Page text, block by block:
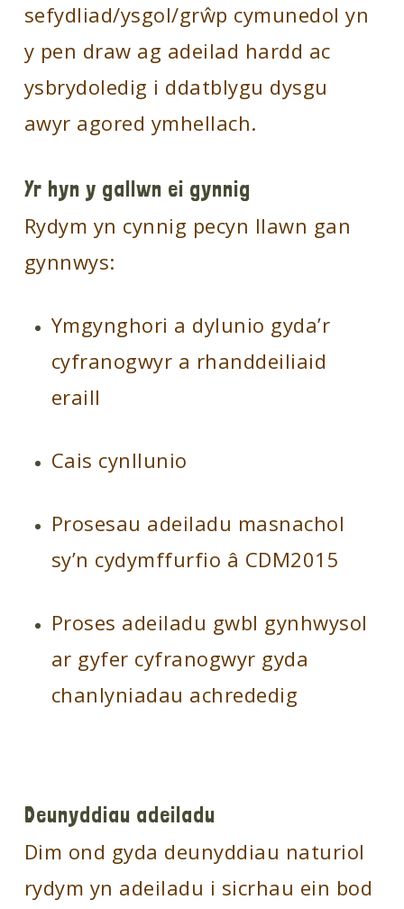
sefydliad/ysgol/grŵp cymunedol yn
y pen draw ag adeilad hardd ac
ysbrydoledig i ddatblygu dysgu
awyr agored ymhellach.
Yr hyn y gallwn ei gynnig
Rydym yn cynnig pecyn llawn gan
gynnwys:
Ymgynghori a dylunio gyda’r
cyfranogwyr a rhanddeiliaid
eraill
Cais cynllunio
Prosesau adeiladu masnachol
sy’n cydymffurfio â CDM2015
Proses adeiladu gwbl gynhwysol
ar gyfer cyfranogwyr gyda
chanlyniadau achrededig
Deunyddiau adeiladu
Dim ond gyda deunyddiau naturiol
rydym yn adeiladu i sicrhau ein bod